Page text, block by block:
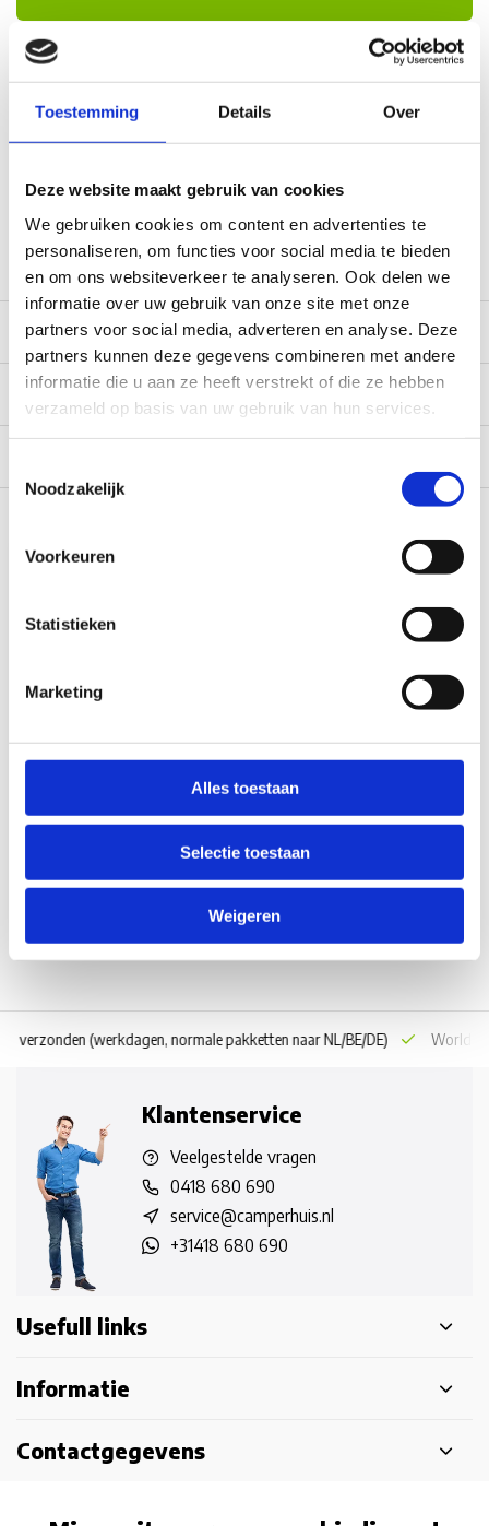
Toestemming Details Over
Deze website maakt gebruik van cookies
We gebruiken cookies om content en advertenties te
personaliseren, om functies voor social media te bieden
en om ons websiteverkeer te analyseren. Ook delen we
informatie over uw gebruik van onze site met onze
partners voor social media, adverteren en analyse. Deze
partners kunnen deze gegevens combineren met andere
informatie die u aan ze heeft verstrekt of die ze hebben
verzameld op basis van uw gebruik van hun services.
Noodzakelijk
Voorkeuren
Statistieken
Marketing
Alles toestaan
Selectie toestaan
Weigeren
Voor 12:00 besteld, doorgaans dezelfde dag verzonden
(werkdagen, normale pakketten naar NL/BE/DE)
World wide shipping (normal size and weight packages)
Gratis verzending vanaf € 100,- naar NL en BE
*Zeer grote magazijnvoorraad direct beschikbaar voor
verzending. Een deel van de artikelen op voorraad in de
winkel, mail ons voor de beschikbaarheid in de winkel:
service@camperhuis.nl
Beschrijving
Specificaties
Recent bekeken
Oplooprem 60S/90S
Vergelijk
verzonden (werkdagen, normale pakketten naar NL/BE/DE) World
Klantenservice
Veelgestelde vragen
0418 680 690
service@camperhuis.nl
+31418 680 690
Usefull links
Informatie
Contactgegevens